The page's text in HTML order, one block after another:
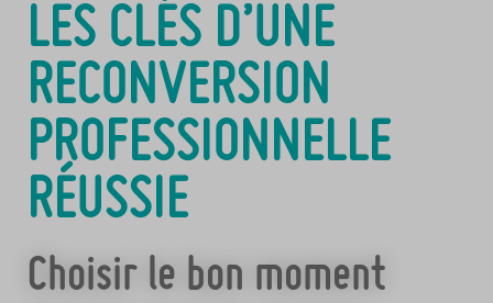
LES CLÉS D’UNE
RECONVERSION
PROFESSIONNELLE
RÉUSSIE
Choisir le bon moment